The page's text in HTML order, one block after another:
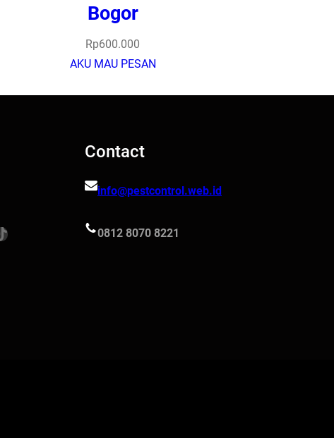
Bogor
Rp600.000
AKU MAU PESAN
Contact
info@pestcontrol.web.id
0812 8070 8221